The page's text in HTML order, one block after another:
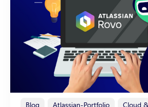
Blog Atlassian-Portfolio
Cloud